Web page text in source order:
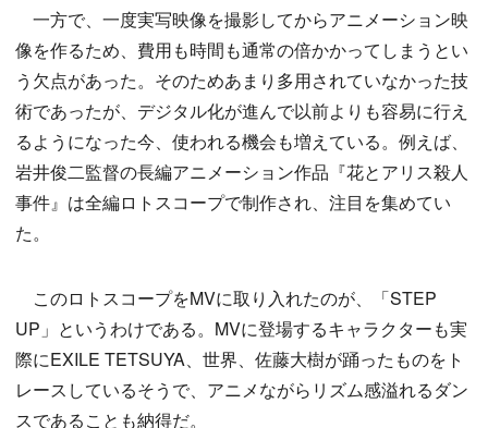
一方で、一度実写映像を撮影してからアニメーション映
像を作るため、費用も時間も通常の倍かかってしまうとい
う欠点があった。そのためあまり多用されていなかった技
術であったが、デジタル化が進んで以前よりも容易に行え
るようになった今、使われる機会も増えている。例えば、
岩井俊二監督の長編アニメーション作品『花とアリス殺人
事件』は全編ロトスコープで制作され、注目を集めてい
た。
このロトスコープをMVに取り入れたのが、「STEP
UP」というわけである。MVに登場するキャラクターも実
際にEXILE TETSUYA、世界、佐藤大樹が踊ったものをト
レースしているそうで、アニメながらリズム感溢れるダン
スであることも納得だ。